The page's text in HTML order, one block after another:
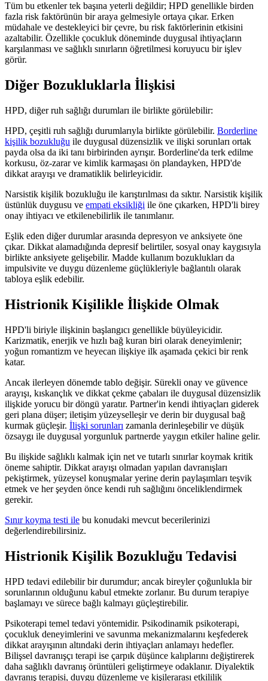
Tüm bu etkenler tek başına yeterli değildir; HPD genellikle birden
fazla risk faktörünün bir araya gelmesiyle ortaya çıkar. Erken
müdahale ve destekleyici bir çevre, bu risk faktörlerinin etkisini
azaltabilir. Özellikle çocukluk döneminde duygusal ihtiyaçların
karşılanması ve sağlıklı sınırların öğretilmesi koruyucu bir işlev
görür.
Diğer Bozukluklarla İlişkisi
HPD, diğer ruh sağlığı durumları ile birlikte görülebilir:
HPD, çeşitli ruh sağlığı durumlarıyla birlikte görülebilir. Borderline
kişilik bozukluğu ile duygusal düzensizlik ve ilişki sorunları ortak
payda olsa da iki tanı birbirinden ayrışır. Borderline'da terk edilme
korkusu, öz-zarar ve kimlik karmaşası ön plandayken, HPD'de
dikkat arayışı ve dramatiklik belirleyicidir.
Narsistik kişilik bozukluğu ile karıştırılması da sıktır. Narsistik kişilik
üstünlük duygusu ve empati eksikliği ile öne çıkarken, HPD'li birey
onay ihtiyacı ve etkilenebilirlik ile tanımlanır.
Eşlik eden diğer durumlar arasında depresyon ve anksiyete öne
çıkar. Dikkat alamadığında depresif belirtiler, sosyal onay kaygısıyla
birlikte anksiyete gelişebilir. Madde kullanım bozuklukları da
impulsivite ve duygu düzenleme güçlükleriyle bağlantılı olarak
tabloya eşlik edebilir.
Histrionik Kişilikle İlişkide Olmak
HPD'li biriyle ilişkinin başlangıcı genellikle büyüleyicidir.
Karizmatik, enerjik ve hızlı bağ kuran biri olarak deneyimlenir;
yoğun romantizm ve heyecan ilişkiye ilk aşamada çekici bir renk
katar.
Ancak ilerleyen dönemde tablo değişir. Sürekli onay ve güvence
arayışı, kıskançlık ve dikkat çekme çabaları ile duygusal düzensizlik
ilişkide yorucu bir döngü yaratır. Partner'in kendi ihtiyaçları giderek
geri plana düşer; iletişim yüzeyselleşir ve derin bir duygusal bağ
kurmak güçleşir. İlişki sorunları zamanla derinleşebilir ve düşük
özsaygı ile duygusal yorgunluk partnerde yaygın etkiler haline gelir.
Bu ilişkide sağlıklı kalmak için net ve tutarlı sınırlar koymak kritik
öneme sahiptir. Dikkat arayışı olmadan yapılan davranışları
pekiştirmek, yüzeysel konuşmalar yerine derin paylaşımları teşvik
etmek ve her şeyden önce kendi ruh sağlığını önceliklendirmek
gerekir.
Sınır koyma testi ile bu konudaki mevcut becerilerinizi
değerlendirebilirsiniz.
Histrionik Kişilik Bozukluğu Tedavisi
HPD tedavi edilebilir bir durumdur; ancak bireyler çoğunlukla bir
sorunlarının olduğunu kabul etmekte zorlanır. Bu durum terapiye
başlamayı ve sürece bağlı kalmayı güçleştirebilir.
Psikoterapi temel tedavi yöntemidir. Psikodinamik psikoterapi,
çocukluk deneyimlerini ve savunma mekanizmalarını keşfederek
dikkat arayışının altındaki derin ihtiyaçları anlamayı hedefler.
Bilişsel davranışçı terapi ise çarpık düşünce kalıplarını değiştirerek
daha sağlıklı davranış örüntüleri geliştirmeye odaklanır. Diyalektik
davranış terapisi, duygu düzenleme ve kişilerarası etkililik